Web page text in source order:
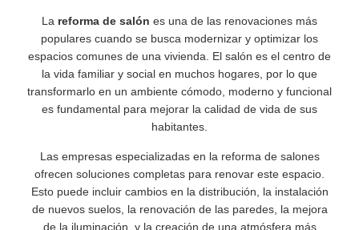
La reforma de salón es una de las renovaciones más
populares cuando se busca modernizar y optimizar los
espacios comunes de una vivienda. El salón es el centro de
la vida familiar y social en muchos hogares, por lo que
transformarlo en un ambiente cómodo, moderno y funcional
es fundamental para mejorar la calidad de vida de sus
habitantes.
Las empresas especializadas en la reforma de salones
ofrecen soluciones completas para renovar este espacio.
Esto puede incluir cambios en la distribución, la instalación
de nuevos suelos, la renovación de las paredes, la mejora
de la iluminación, y la creación de una atmósfera más